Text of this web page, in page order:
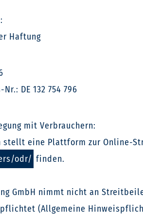
Haftung
DE 132 754 796
mit Verbrauchern:
stellt eine Plattform zur Online-
odr/ finden.
GmbH nimmt nicht an
(Allgemeine Hinweispflicht